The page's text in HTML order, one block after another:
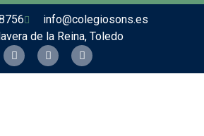
info@colegiosons.es
de la Reina, Toledo